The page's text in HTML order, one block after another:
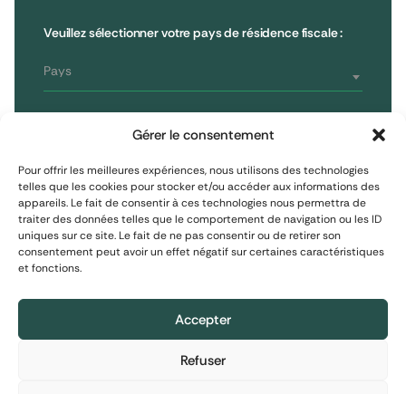
Gérer le consentement
Pour offrir les meilleures expériences, nous utilisons des technologies
telles que les cookies pour stocker et/ou accéder aux informations des
appareils. Le fait de consentir à ces technologies nous permettra de
traiter des données telles que le comportement de navigation ou les ID
uniques sur ce site. Le fait de ne pas consentir ou de retirer son
consentement peut avoir un effet négatif sur certaines caractéristiques
et fonctions.
Accepter
Refuser
Veuillez sélectionner votre pays de résidence fiscale :
Pays
Investisseur assimilé professionnel
Investisseur professionnel
Informations financières : Le contenu de ce site
Informations financières : Le contenu de ce site
Informations financières : Le contenu de ce site
75008 Paris, France
T : 01 53 96 52 50
S'inscrire à la newsletter
S'inscrire
Reporting
Mentions Légales
Politique de cookies
Réalisation :Madaré